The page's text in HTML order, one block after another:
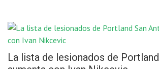
La lista de lesionados de